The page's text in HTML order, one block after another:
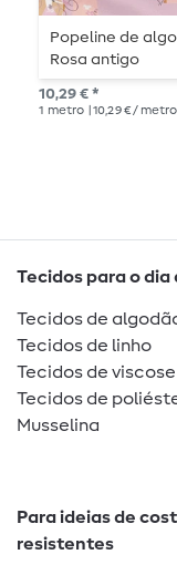
Popeline de
Rosa antigo
10,29 € *
1 metro | 10,29 € / metro
Tecidos para o dia
Tecidos de
Tecidos de linho
Tecidos de viscose
Tecidos de
Musselina
Para ideias de
resistentes